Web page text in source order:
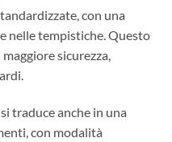
con una
nelle tempistiche. Questo
sicurezza,
traduce anche in una
con modalità